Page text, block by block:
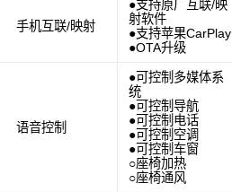
手机互联/映射
语音控制
●支持原厂互联/映
射软件
●支持苹果CarPlay
●OTA升级
●可控制多媒体系
统
●可控制导航
●可控制电话
●可控制空调
●可控制车窗
○座椅加热
○座椅通风